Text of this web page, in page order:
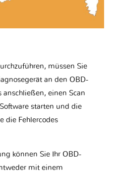
müssen Sie
an den OBD-
anschließen, einen Scan
starten und die
die Fehlercodes
können Sie Ihr OBD-
mit einem